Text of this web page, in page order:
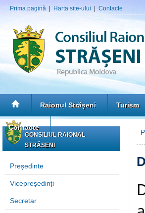
Prima pagină Harta site-ului Contacte
Raionul Strășeni Turism
Contacte
CONSILIUL RAIONAL
STRĂȘENI
Președinte
Vicepreședinți
Secretar